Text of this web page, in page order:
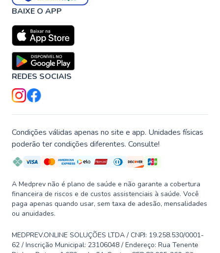
BAIXE O APP
REDES SOCIAIS
Condições válidas apenas no site e app. Unidades físicas
poderão ter condições diferentes. Consulte!
A Medprev não é plano de saúde e não garante a cobertura
financeira de riscos e de custos assistenciais à saúde. Você
paga apenas quando usar, sem taxa de adesão, mensalidades
ou anuidades.
MEDPREV.ONLINE SOLUÇÕES LTDA / CNPJ: 19.258.530/0001-
62 / Inscrição Municipal: 23106048 / Endereço: Rua Tenente